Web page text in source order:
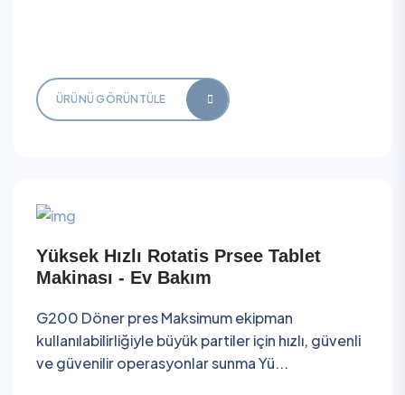
ÜRÜNÜ GÖRÜNTÜLE
Yüksek Hızlı Rotatis Prsee Tablet
Makinası - Ev Bakım
G200 Döner pres Maksimum ekipman
kullanılabilirliğiyle büyük partiler için hızlı, güvenli
ve güvenilir operasyonlar sunma Yü...